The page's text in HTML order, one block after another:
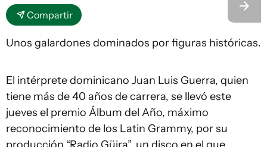
Compartir
Unos galardones dominados por figuras históricas.
El intérprete dominicano Juan Luis Guerra, quien
tiene más de 40 años de carrera, se llevó este
jueves el premio Álbum del Año, máximo
reconocimiento de los Latin Grammy, por su